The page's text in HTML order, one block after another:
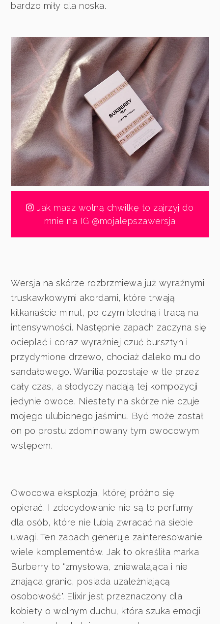
bardzo miły dla noska.
Jak masz wolną chwilkę to zajrzyj do
mnie na IG @mojalepszawersja
Wersja na skórze rozbrzmiewa już wyraźnymi
truskawkowymi akordami, które trwają
kilkanaście minut, po czym bledną i tracą na
intensywności. Następnie zapach zaczyna się
ocieplać i coraz wyraźniej czuć bursztyn i
przydymione drzewo, chociaż daleko mu do
sandałowego. Wanilia pozostaje w tle przez
cały czas, a słodyczy nadają tej kompozycji
jedynie owoce. Niestety na skórze nie czuje
mojego ulubionego jaśminu. Być może został
on po prostu zdominowany tym owocowym
wstępem.
Owocowa eksplozja, której próżno się
opierać. I zdecydowanie nie są to perfumy
dla osób, które nie lubią zwracać na siebie
uwagi. Ten zapach generuje zainteresowanie i
wiele komplementów. Jak to określiła marka
Burberry to "zmysłowa, zniewalająca i nie
znająca granic, posiada uzależniającą
osobowość". Elixir jest przeznaczony dla
kobiety o wolnym duchu, która szuka emocji